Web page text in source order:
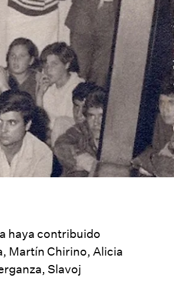
haya contribuido
Martín Chirino, Alicia
, Slavoj